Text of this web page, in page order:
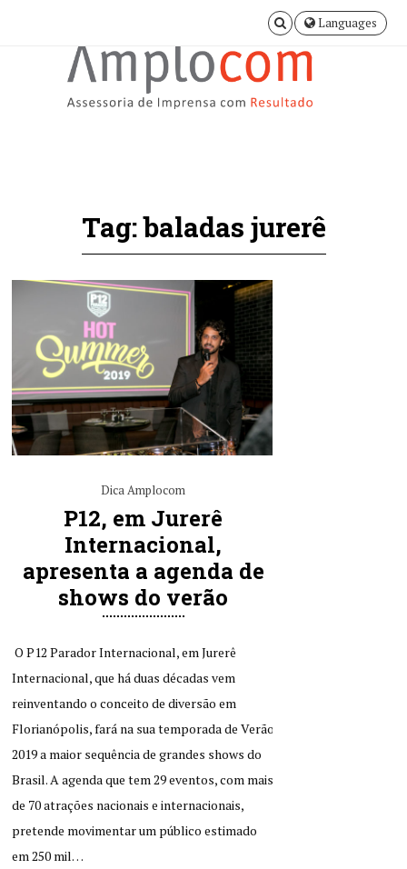
Languages
Tag: baladas jurerê
Dica Amplocom
P12, em Jurerê
Internacional,
apresenta a agenda de
shows do verão
O P12 Parador Internacional, em Jurerê
Internacional, que há duas décadas vem
reinventando o conceito de diversão em
Florianópolis, fará na sua temporada de Verão
2019 a maior sequência de grandes shows do
Brasil. A agenda que tem 29 eventos, com mais
de 70 atrações nacionais e internacionais,
pretende movimentar um público estimado
em 250 mil…